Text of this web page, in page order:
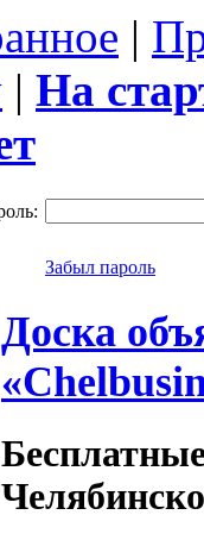
|
| На
Забыл пароль
Доска